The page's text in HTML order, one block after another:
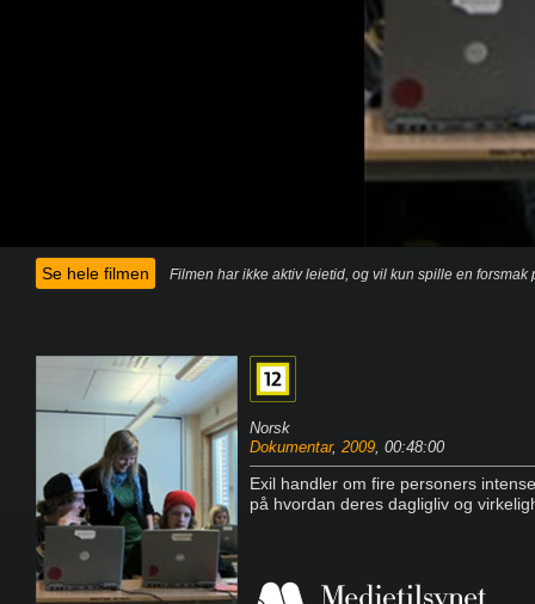
Se hele filmen Filmen har ikke aktiv leietid, og vil kun spille en forsmak
Norsk
Dokumentar, 2009, 00:48:00
Exil handler om fire personers
på hvordan deres dagligliv og